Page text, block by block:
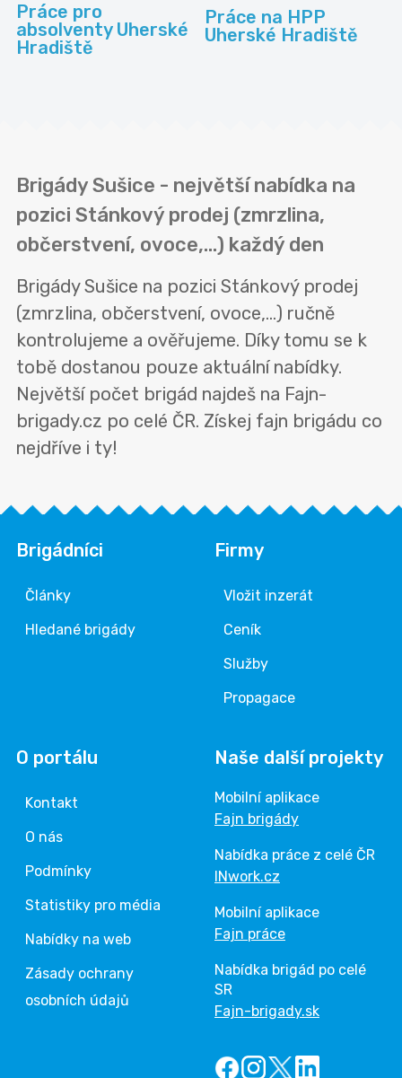
Práce pro
absolventy Uherské
Hradiště
Práce na HPP
Uherské Hradiště
Brigády Sušice - největší nabídka na
pozici Stánkový prodej (zmrzlina,
občerstvení, ovoce,...) každý den
Brigády Sušice na pozici Stánkový prodej
(zmrzlina, občerstvení, ovoce,...) ručně
kontrolujeme a ověřujeme. Díky tomu se k
tobě dostanou pouze aktuální nabídky.
Největší počet brigád najdeš na Fajn-
brigady.cz po celé ČR. Získej fajn brigádu co
nejdříve i ty!
Brigádníci
Články
Hledané brigády
Firmy
Vložit inzerát
Ceník
Služby
Propagace
O portálu
Kontakt
O nás
Podmínky
Statistiky pro média
Nabídky na web
Zásady ochrany
osobních údajů
Naše další projekty
Mobilní aplikace
Fajn brigády
Nabídka práce z celé ČR
INwork.cz
Mobilní aplikace
Fajn práce
Nabídka brigád po celé
SR
Fajn-brigady.sk